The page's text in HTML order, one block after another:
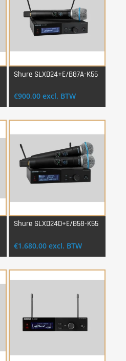
Shure SLXD24+E/B87A-K55
€900,00 excl. BTW
Shure SLXD24D+E/B58-K55
€1.680,00 excl. BTW